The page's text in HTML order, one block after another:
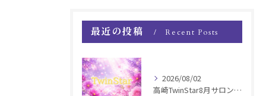
最近の投稿 Recent Posts
2026/08/02
高崎TwinStar8月サロンお知らせ